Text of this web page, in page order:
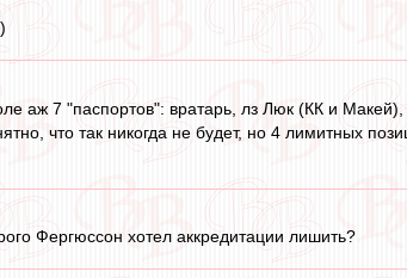
аж 7 "паспортов": вратарь, лз Люк (КК и
что так никогда не будет, но 4 лимитных
Фергюссон хотел аккредитации лишить?